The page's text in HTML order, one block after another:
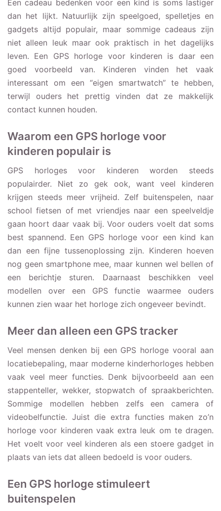
Een cadeau bedenken voor een kind is soms lastiger
dan het lijkt. Natuurlijk zijn speelgoed, spelletjes en
gadgets altijd populair, maar sommige cadeaus zijn
niet alleen leuk maar ook praktisch in het dagelijks
leven. Een GPS horloge voor kinderen is daar een
goed voorbeeld van. Kinderen vinden het vaak
interessant om een “eigen smartwatch” te hebben,
terwijl ouders het prettig vinden dat ze makkelijk
contact kunnen houden.
Waarom een GPS horloge voor
kinderen populair is
GPS horloges voor kinderen worden steeds
populairder. Niet zo gek ook, want veel kinderen
krijgen steeds meer vrijheid. Zelf buitenspelen, naar
school fietsen of met vriendjes naar een speelveldje
gaan hoort daar vaak bij. Voor ouders voelt dat soms
best spannend. Een GPS horloge voor een kind kan
dan een fijne tussenoplossing zijn. Kinderen hoeven
nog geen smartphone mee, maar kunnen wel bellen of
een berichtje sturen. Daarnaast beschikken veel
modellen over een GPS functie waarmee ouders
kunnen zien waar het horloge zich ongeveer bevindt.
Meer dan alleen een GPS tracker
Veel mensen denken bij een GPS horloge vooral aan
locatiebepaling, maar moderne kinderhorloges hebben
vaak veel meer functies. Denk bijvoorbeeld aan een
stappenteller, wekker, stopwatch of spraakberichten.
Sommige modellen hebben zelfs een camera of
videobelfunctie. Juist die extra functies maken zo’n
horloge voor kinderen vaak extra leuk om te dragen.
Het voelt voor veel kinderen als een stoere gadget in
plaats van iets dat alleen bedoeld is voor ouders.
Een GPS horloge stimuleert
buitenspelen